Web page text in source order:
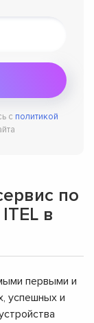
с политикой
по
в
первыми и
успешных и